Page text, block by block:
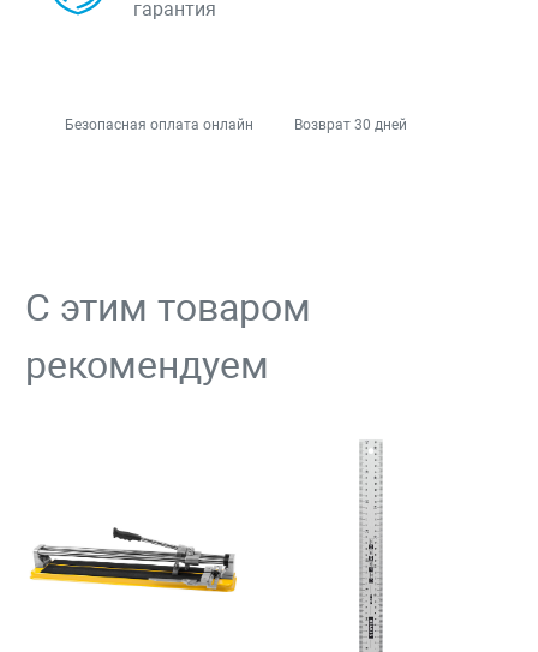
гарантия
Безопасная оплата онлайн Возврат 30 дней
С этим товаром
рекомендуем